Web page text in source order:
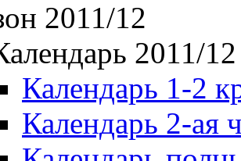
2011/12
2011/12
Календарь 1-2
Календарь 2-ая